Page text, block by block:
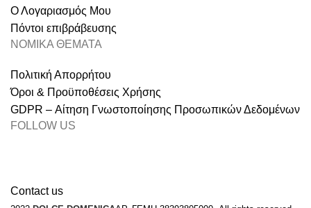
Ο Λογαριασμός Μου
Πόντοι επιβράβευσης
ΝΟΜΙΚΑ ΘΕΜΑΤΑ
Πολιτική Απορρήτου
Όροι & Προϋποθέσεις Χρήσης
GDPR – Αίτηση Γνωστοποίησης Προσωπικών Δεδομένων
FOLLOW US
Contact us